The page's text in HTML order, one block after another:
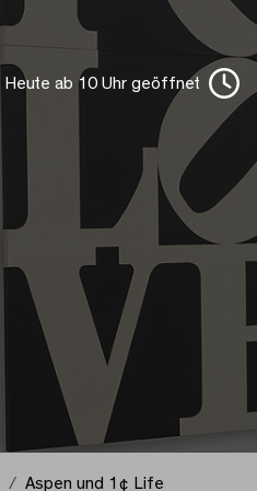
Heute ab 10 Uhr geöffnet
Aspen und 1¢ Life